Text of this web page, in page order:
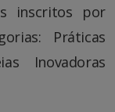
inscritos por
Práticas
Inovadoras